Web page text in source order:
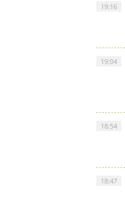
19:16
19:04
18:54
18:47